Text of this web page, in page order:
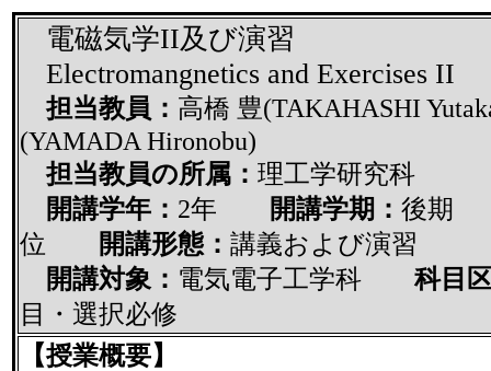
電磁気学II及び演習
Electromangnetics and Exercises II
担当教員： 高橋 豊(TAKAHASHI
(YAMADA Hironobu)
担当教員の所属： 理工学研究科
開講学年： 2年 開講学期： 後
位
開講形態： 講義および演習
開講対象： 電気電子工学科
科目
目・選択必修
【授業概要】